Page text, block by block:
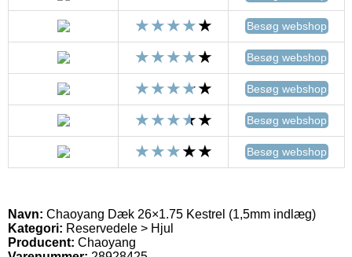
Besøg webshop
Besøg webshop
Besøg webshop
Besøg webshop
Besøg webshop
Navn: Chaoyang Dæk 26×1.75 Kestrel (1,5mm indlæg)
Kategori: Reservedele > Hjul
Producent: Chaoyang